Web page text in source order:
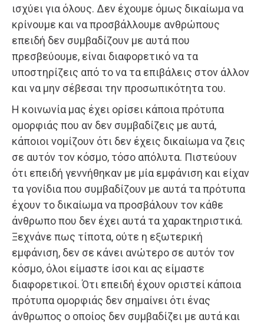
ισχύει για όλους. Δεν έχουμε όμως δικαίωμα να
κρίνουμε και να προσβάλλουμε ανθρώπους
επειδή δεν συμβαδίζουν με αυτά που
πρεσβεύουμε, είναι διαφορετικό να τα
υποστηρίζεις από το να τα επιβάλεις στον άλλον
και να μην σέβεσαι την προσωπικότητα του.
Η κοινωνία μας έχει ορίσει κάποια πρότυπα
ομορφιάς που αν δεν συμβαδίζεις με αυτά,
κάποιοι νομίζουν ότι δεν έχεις δικαίωμα να ζεις
σε αυτόν τον κόσμο, τόσο απόλυτα. Πιστεύουν
ότι επειδή γεννήθηκαν με μία εμφάνιση και είχαν
τα γονίδια που συμβαδίζουν με αυτά τα πρότυπα
έχουν το δικαίωμα να προσβάλουν τον κάθε
άνθρωπο που δεν έχει αυτά τα χαρακτηριστικά.
Ξεχνάνε πως τίποτα, ούτε η εξωτερική
εμφάνιση, δεν σε κάνει ανώτερο σε αυτόν τον
κόσμο, όλοι είμαστε ίσοι και ας είμαστε
διαφορετικοί. Ότι επειδή έχουν οριστεί κάποια
πρότυπα ομορφιάς δεν σημαίνει ότι ένας
άνθρωπος ο οποίος δεν συμβαδίζει με αυτά και